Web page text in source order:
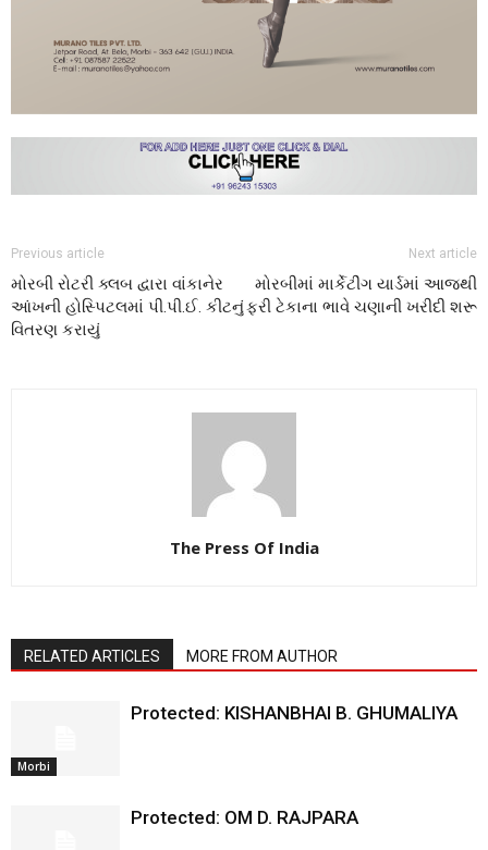
Previous article
મોરબી રોટરી ક્લબ દ્વારા વાંકાનેર
આંખની હોસ્પિટલમાં પી.પી.ઈ. કીટનું
વિતરણ કરાયું
Next article
મોરબીમાં માર્કેટીંગ યાર્ડમાં આજથી
ફરી ટેકાના ભાવે ચણાની ખરીદી શરૂ
The Press Of India
RELATED ARTICLES MORE FROM AUTHOR
Morbi
Protected: KISHANBHAI B. GHUMALIYA
Protected: OM D. RAJPARA